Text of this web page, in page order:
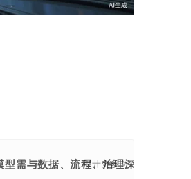
需与数据、流程、治理深度结合才能
展开更多